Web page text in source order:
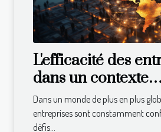
L'efficacité des
dans un contexte
international :
solutions
Dans un monde de plus en plus
entreprises sont constamment
défis...